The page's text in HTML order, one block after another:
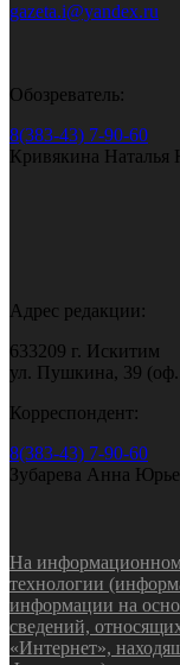
gazeta.i@yandex.ru
Обозреватель:
8(383-43) 7-90-60
Кривякина Наталья
Адрес редакции:
633209 г. Искитим
ул. Пушкина, 39
Корреспондент:
8(383-43) 7-90-60
Зубарева Анна
На информационном
технологии
информации на
сведений,
«Интернет»,